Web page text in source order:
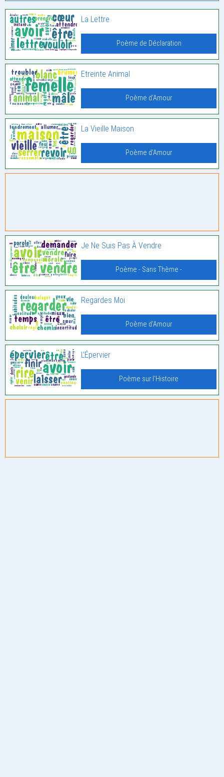
La Lettre
Poème de Déclaration
Etreinte Animal
Poème d'Amour
La Vieille Maison
Poème d'Amour
Je Ne Suis Pas À Vendre
Poème - Sans Thème -
Regardes Moi
Poème d'Amour
L’Épervier
Poème sur l'Histoire